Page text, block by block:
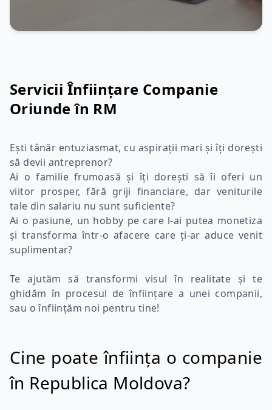
Servicii Înființare Companie
Oriunde în RM
Ești tânăr entuziasmat, cu aspirații mari și îți dorești
să devii antreprenor?
Ai o familie frumoasă și îți dorești să îi oferi un
viitor prosper, fără griji financiare, dar veniturile
tale din salariu nu sunt suficiente?
Ai o pasiune, un hobby pe care l-ai putea monetiza
și transforma într-o afacere care ți-ar aduce venit
suplimentar?
Te ajutăm să transformi visul în realitate șite
ghidăm în procesul de înființare a unei companii,
sau oînființăm noi pentru tine!
Cine poate înființa o companie
în Republica Moldova?